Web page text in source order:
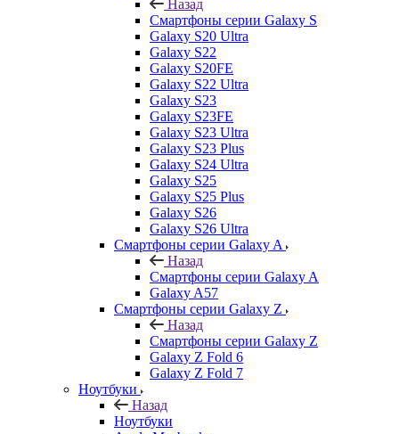
Назад
Смартфоны серии Galaxy S
Galaxy S20 Ultra
Galaxy S22
Galaxy S20FE
Galaxy S22 Ultra
Galaxy S23
Galaxy S23FE
Galaxy S23 Ultra
Galaxy S23 Plus
Galaxy S24 Ultra
Galaxy S25
Galaxy S25 Plus
Galaxy S26
Galaxy S26 Ultra
Смартфоны серии Galaxy A
Назад
Смартфоны серии Galaxy A
Galaxy A57
Смартфоны серии Galaxy Z
Назад
Смартфоны серии Galaxy Z
Galaxy Z Fold 6
Galaxy Z Fold 7
Ноутбуки
Назад
Ноутбуки